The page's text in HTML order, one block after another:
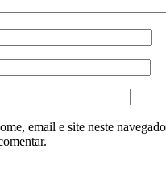
email e site neste